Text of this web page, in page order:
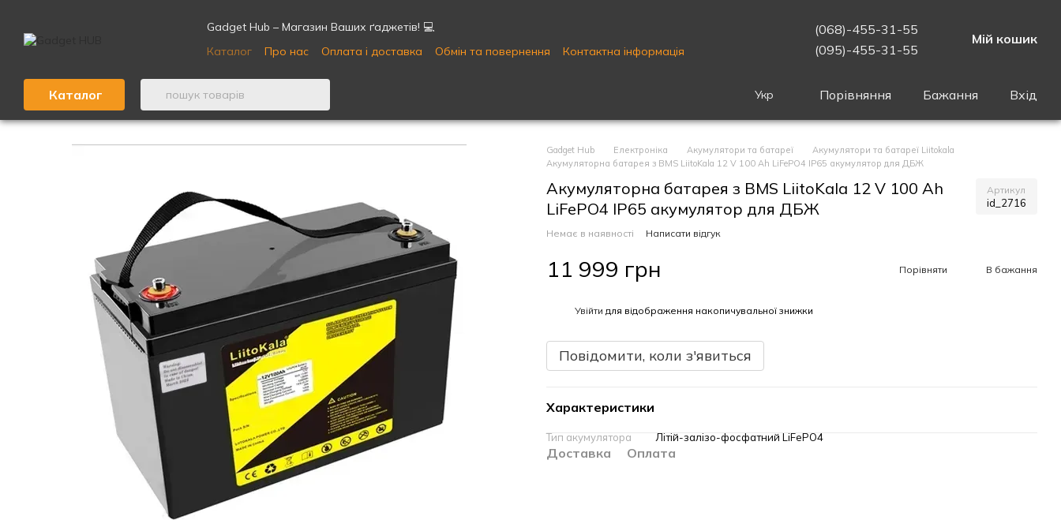
Gadget Hub – Магазин Ваших ґаджетів! 💻
Каталог
Про нас Оплата і доставка Обмін та повернення
Контактна інформація
(068)-455-31-55
(095)-455-31-55
Мій кошик
Каталог Укр Порівняння Бажання Вхід
Gadget Hub Електроніка Акумулятори та батареї
Акумулятори та батареї Liitokala
Акумуляторна батарея з BMS LiitoKala 12 V 100 Ah LiFePO4 IP65 акумулятор для ДБЖ
Акумуляторна батарея з BMS LiitoKala 12 V 100 Ah
LiFePO4 IP65 акумулятор для ДБЖ
Артикул
id_2716
Немає в наявності Написати відгук
11 999 грн Порівняти В бажання
Увійти для відображення накопичувальної знижки
Повідомити, коли з'явиться
Характеристики
Тип акумулятора Літій-залізо-фосфатний LiFePO4
Доставка Оплата